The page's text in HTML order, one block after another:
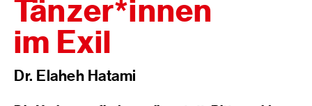
Tänzer*innen
im Exil
Dr. Elaheh Hatami